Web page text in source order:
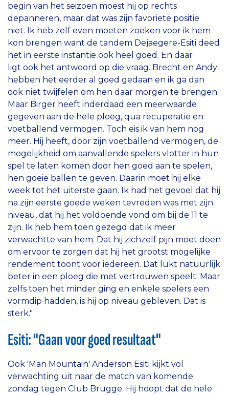
begin van het seizoen moest hij op rechts
depanneren, maar dat was zijn favoriete positie
niet. Ik heb zelf even moeten zoeken voor ik hem
kon brengen want de tandem Dejaegere-Esiti deed
het in eerste instantie ook heel goed. En daar
ligt ook het antwoord op die vraag. Brecht en Andy
hebben het eerder al goed gedaan en ik ga dan
ook niet twijfelen om hen daar morgen te brengen.
Maar Birger heeft inderdaad een meerwaarde
gegeven aan de hele ploeg, qua recuperatie en
voetballend vermogen. Toch eis ik van hem nog
meer. Hij heeft, door zijn voetballend vermogen, de
mogelijkheid om aanvallende spelers vlotter in hun
spel te laten komen door hen goed aan te spelen,
hen goeie ballen te geven. Daarin moet hij elke
week tot het uiterste gaan. Ik had het gevoel dat hij
na zijn eerste goede weken tevreden was met zijn
niveau, dat hij het voldoende vond om bij de 11 te
zijn. Ik heb hem toen gezegd dat ik meer
verwachtte van hem. Dat hij zichzelf pijn moet doen
om ervoor te zorgen dat hij het grootst mogelijke
rendement toont voor iedereen. Dat lukt natuurlijk
beter in een ploeg die met vertrouwen speelt. Maar
zelfs toen het minder ging en enkele spelers een
vormdip hadden, is hij op niveau gebleven. Dat is
sterk."
Esiti: "Gaan voor goed resultaat"
Ook 'Man Mountain' Anderson Esiti kijkt vol
verwachting uit naar de match van komende
zondag tegen Club Brugge. Hij hoopt dat de hele